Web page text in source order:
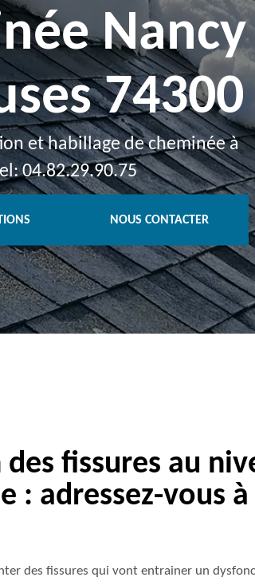
Nancy
74300
et habillage de cheminée à
04.82.29.90.75
NOUS CONTACTER
fissures au
: adressez-vous à
des fissures qui vont entrainer un